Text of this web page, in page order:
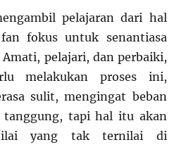
pelajaran dari hal
fokus untuk senantiasa
pelajari, dan perbaiki,
melakukan proses ini,
sulit, mengingat beban
tanggung, tapi hal itu akan
yang tak ternilai di